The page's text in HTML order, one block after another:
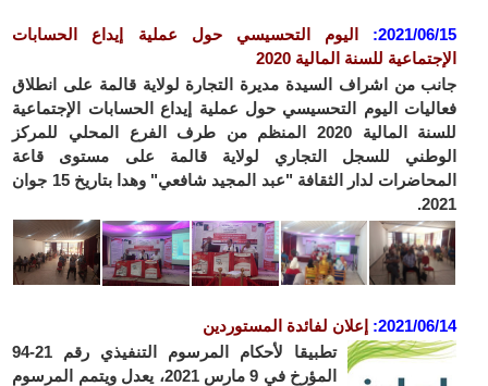
2021/
:اليوم التحسيسي حول عملية إيداع الحسابات
للسنة المالية 2020
من اشراف السيدة مديرة التجارة لولاية قالمة على انطلاق
اليوم التحسيسي حول عملية إيداع الحسابات الإجتماعية
للسنة المالية 2020 المنظم من طرف الفرع المحلي للمركز
للسجل التجاري لولاية قالمة على مستوى قاعة
المحاضرات لدار الثقافة "عبد المجيد شافعي" وهدا بتاريخ 15 جوان
2021/
: إعلان لفائدة المستوردين
تطبيقا لأحكام المرسوم التنفيذي رقم 21-94
المؤرخ في 9 مارس 2021، يعدل ويتمم المرسوم